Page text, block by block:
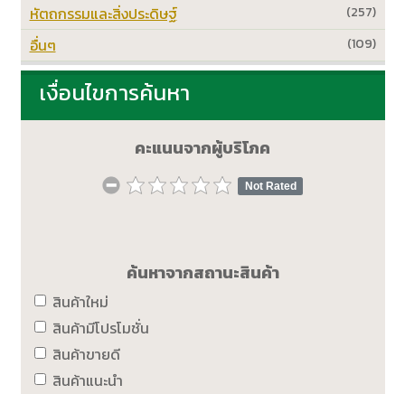
(257)
หัตถกรรมและสิ่งประดิษฐ์
(109)
อื่นๆ
เงื่อนไขการค้นหา
คะแนนจากผู้บริโภค
Not Rated
ค้นหาจากสถานะสินค้า
สินค้าใหม่
สินค้ามีโปรโมชั่น
สินค้าขายดี
สินค้าแนะนำ